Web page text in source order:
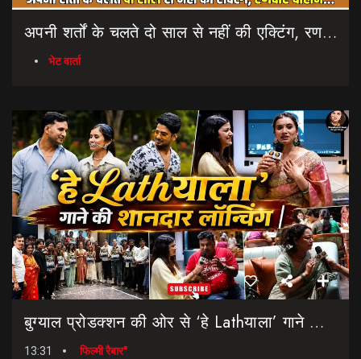
अपनी शर्तों के चलते दो साल से नहीं की एक्टिंग, रणवीर चौहान || Uttarakhand Cinema Untold Secrets
भेट वार्ता
बुग्याल प्रोडक्शन की ओर से ‘हे Lathयाला’ गाने की शानदार लॉन्चिंग || Hey Lathyala || Garhwali Song
13:31 फिल्मी रैबार"